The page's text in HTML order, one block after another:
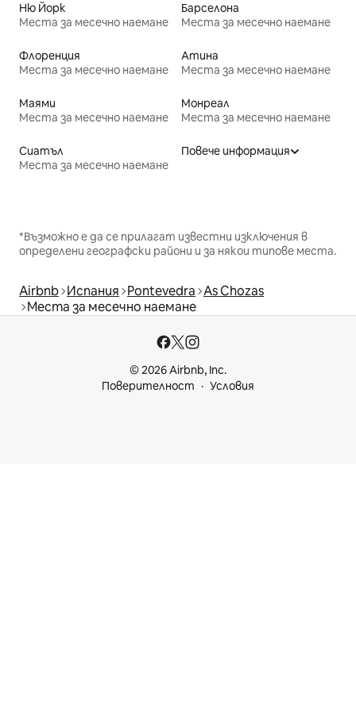
Ню Йорк
Места за месечно наемане
Барселона
Места за месечно наемане
Флоренция
Места за месечно наемане
Атина
Места за месечно наемане
Маями
Места за месечно наемане
Монреал
Места за месечно наемане
Сиатъл
Места за месечно наемане
Повече информация
*Възможно е да се прилагат известни изключения в
определени географски райони и за някои типове места.
Airbnb Испания Pontevedra As Chozas
Места за месечно наемане
© 2026 Airbnb, Inc.
Поверителност
Условия